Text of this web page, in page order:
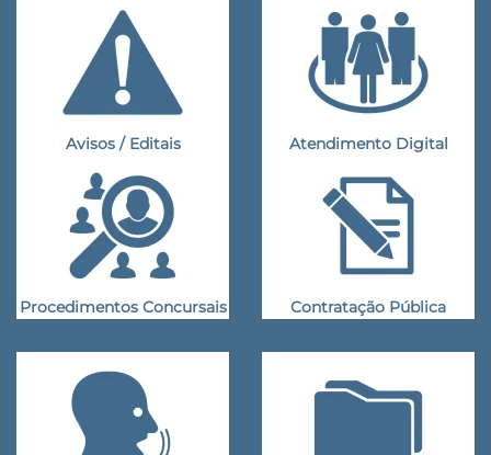
Avisos / Editais Atendimento Digital
Procedimentos Concursais Contratação Pública